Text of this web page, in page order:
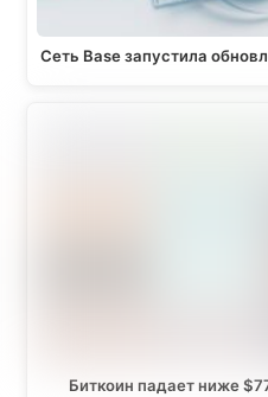
Сеть Base запустила
Биткоин падает ниже